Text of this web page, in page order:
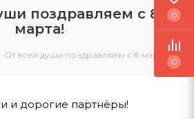
поздравляем с 8
марта!
От всей души поздравляем с 8 марта!
и дорогие партнёры!
0
0